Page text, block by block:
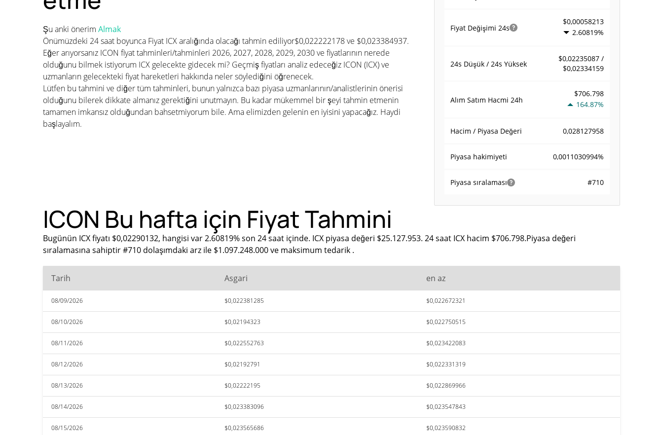
Fiyat Değişimi 24s
$0,00058213
2.60819%
24s Düşük / 24s Yüksek
$0,02235087 /
$0,02334159
Alım Satım Hacmi 24h
$706.798
164.87%
Hacim / Piyasa Değeri 0,028127958
Piyasa hakimiyeti 0,0011030994%
Piyasa sıralaması #710
Şu anki önerim Almak
Önümüzdeki 24 saat boyunca Fiyat ICX aralığında olacağı tahmin ediliyor$0,022222178 ve $0,023384937.
Eğer arıyorsanız ICON fiyat tahminleri/tahminleri 2026, 2027, 2028, 2029, 2030 ve fiyatlarının nerede
olduğunu bilmek istiyorum ICX gelecekte gidecek mi? Geçmiş fiyatları analiz edeceğiz ICON (ICX) ve
uzmanların gelecekteki fiyat hareketleri hakkında neler söylediğini öğrenecek.
Lütfen bu tahmini ve diğer tüm tahminleri, bunun yalnızca bazı piyasa uzmanlarının/analistlerinin önerisi
olduğunu bilerek dikkate almanız gerektiğini unutmayın. Bu kadar mükemmel bir şeyi tahmin etmenin
tamamen imkansız olduğundan bahsetmiyorum bile. Ama elimizden gelenin en iyisini yapacağız. Haydi
başlayalım.
ICON Bu hafta için Fiyat Tahmini
Bugünün ICX fiyatı $0,02290132, hangisi var 2.60819% son 24 saat içinde. ICX piyasa değeri $25.127.953. 24 saat ICX hacim $706.798.Piyasa değeri
sıralamasına sahiptir #710 dolaşımdaki arz ile $1.097.248.000 ve maksimum tedarik .
Tarih Asgari en az
08/09/2026 $0,022381285 $0,022672321
08/10/2026 $0,02194323 $0,022750515
08/11/2026 $0,022552763 $0,023422083
08/12/2026 $0,02192791 $0,022331319
08/13/2026 $0,02222195 $0,022869966
08/14/2026 $0,023383096 $0,023547843
08/15/2026 $0,023565686 $0,023590832